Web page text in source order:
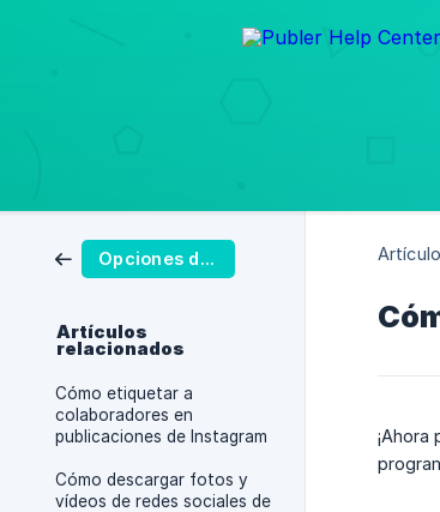
Opciones de publicación
Artículos
relacionados
Cómo etiquetar a
colaboradores en
publicaciones de Instagram
Cómo descargar fotos y
vídeos de redes sociales de